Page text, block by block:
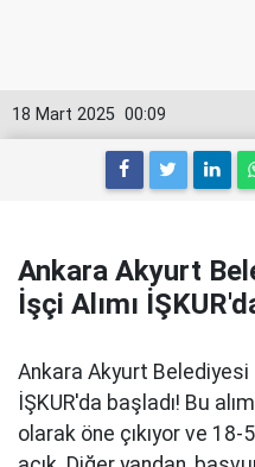
00:09
18 Mart 2025
Ankara Akyurt
İşçi Alımı
Ankara Akyurt Belediyesi
İŞKUR'da başladı! Bu
olarak öne çıkıyor ve